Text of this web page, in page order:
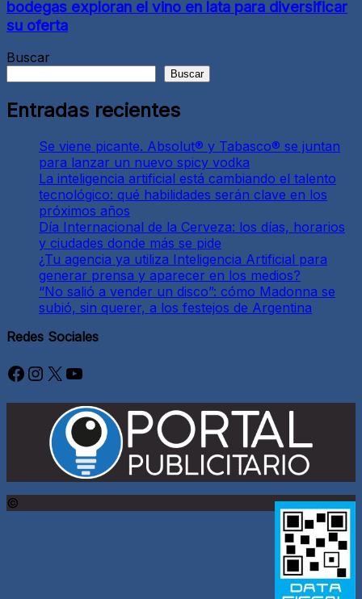
bodegas exploran el vino en lata para diversificar
su oferta
Buscar
Buscar
Entradas recientes
Se viene picante. Absolut® y Tabasco® se juntan
para lanzar un nuevo spicy vodka
La inteligencia artificial está cambiando el talento
tecnológico: qué habilidades serán clave en los
próximos años
Día Internacional de la Cerveza: los días, horarios
y ciudades donde más se pide
¿Tu agencia ya utiliza Inteligencia Artificial para
generar prensa y aparecer en los medios?
“No salió a vender un disco”: cómo Madonna se
subió, sin querer, a los festejos de Argentina
Redes Sociales
Facebook
Instagram
X YouTube
©